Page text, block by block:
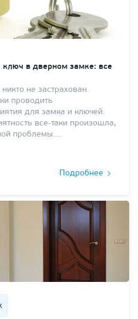
ключ в дверном замке: все
не застрахован.
проводить
для замка и ключей.
все-таки произошла,
проблемы.…
Подробнее